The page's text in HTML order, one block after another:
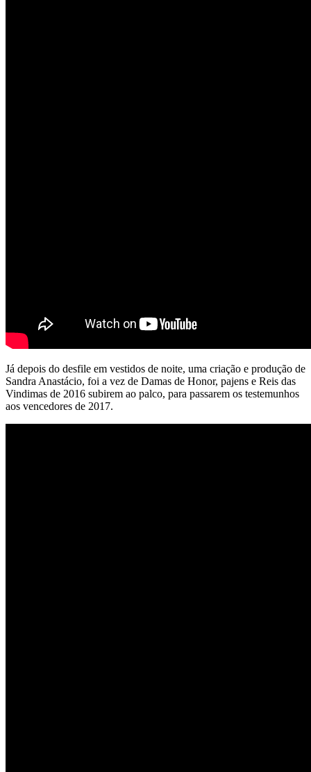
Já depois do desfile em vestidos de noite, uma criação e produção de
Sandra Anastácio, foi a vez de Damas de Honor, pajens e Reis das
Vindimas de 2016 subirem ao palco, para passarem os testemunhos
aos vencedores de 2017.